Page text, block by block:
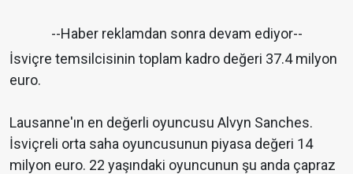
--Haber reklamdan sonra devam ediyor--
İsviçre temsilcisinin toplam kadro değeri 37.4 milyon
euro.
Lausanne'ın en değerli oyuncusu Alvyn Sanches.
İsviçreli orta saha oyuncusunun piyasa değeri 14
milyon euro. 22 yaşındaki oyuncunun şu anda çapraz